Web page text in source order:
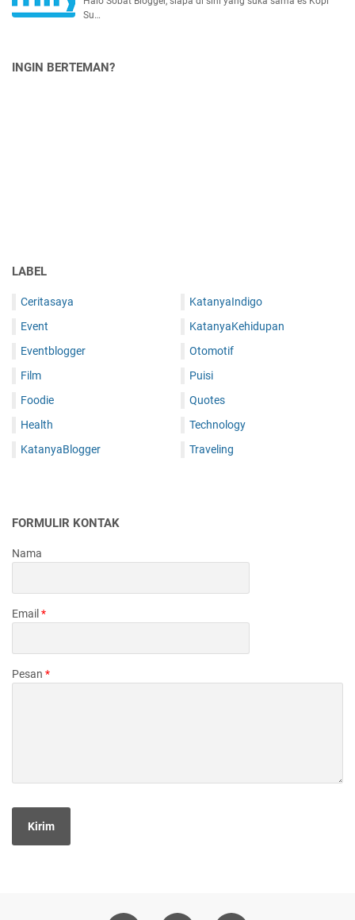
Su…
INGIN BERTEMAN?
LABEL
Ceritasaya
Event
Eventblogger
Film
Foodie
Health
KatanyaBlogger
KatanyaIndigo
KatanyaKehidupan
Otomotif
Puisi
Quotes
Technology
Traveling
FORMULIR KONTAK
Nama
Email *
Pesan *